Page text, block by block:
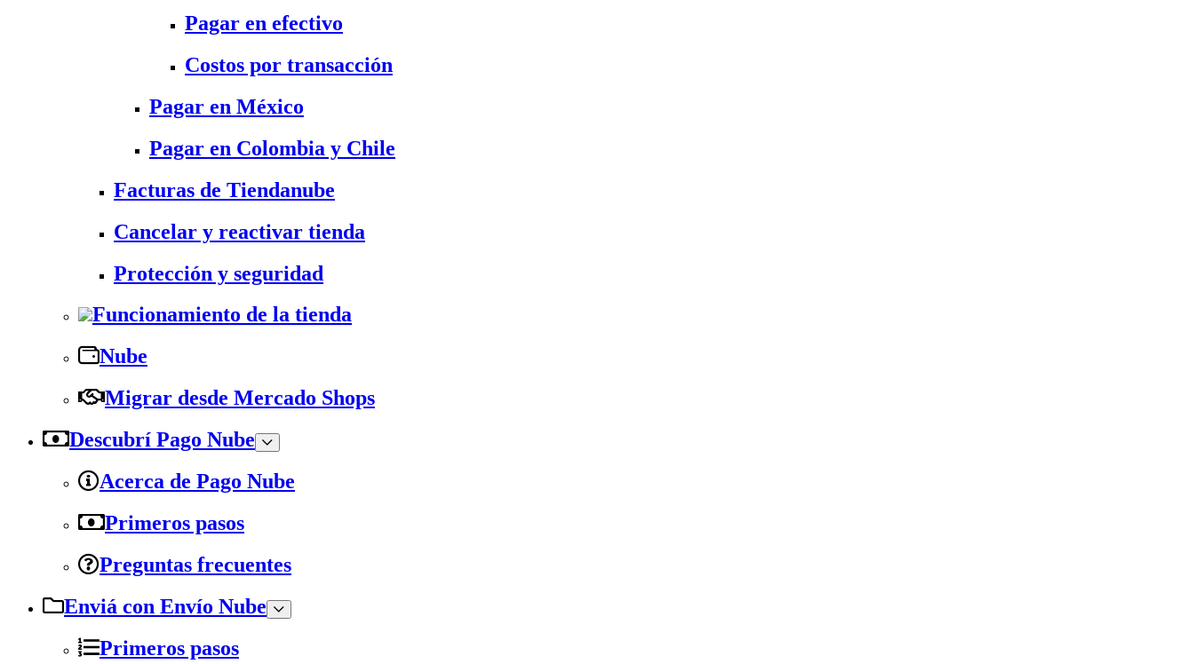
Pagar en efectivo
Costos por transacción
Pagar en México
Pagar en Colombia y Chile
Facturas de Tiendanube
Cancelar y reactivar tienda
Protección y seguridad
Funcionamiento de la tienda
Nube
Migrar desde Mercado Shops
Descubrí Pago Nube
Acerca de Pago Nube
Primeros pasos
Preguntas frecuentes
Enviá con Envío Nube
Primeros pasos